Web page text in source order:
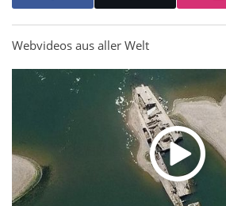
Webvideos aus aller Welt